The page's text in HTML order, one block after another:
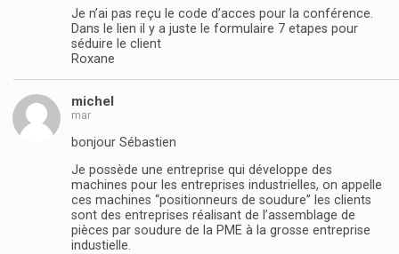
Je n’ai pas reçu le code d’acces pour la conférence.
Dans le lien il y a juste le formulaire 7 etapes pour
séduire le client
Roxane
michel
mar
bonjour Sébastien
Je possède une entreprise qui développe des
machines pour les entreprises industrielles, on appelle
ces machines “positionneurs de soudure” les clients
sont des entreprises réalisant de l’assemblage de
pièces par soudure de la PME à la grosse entreprise
industielle.